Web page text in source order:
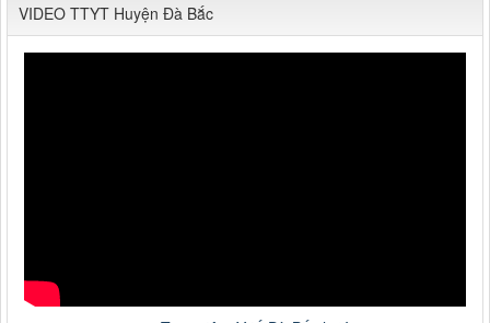
VIDEO TTYT Huyện Đà Bắc